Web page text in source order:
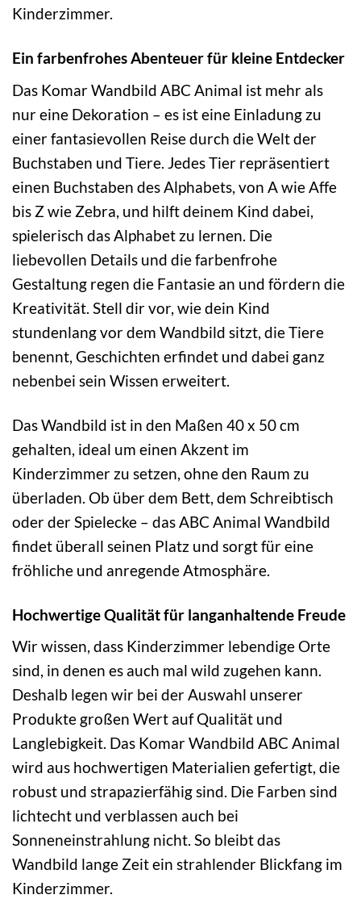
Kinderzimmer.
Ein farbenfrohes Abenteuer für kleine Entdecker
Das Komar Wandbild ABC Animal ist mehr als
nur eine Dekoration – es ist eine Einladung zu
einer fantasievollen Reise durch die Welt der
Buchstaben und Tiere. Jedes Tier repräsentiert
einen Buchstaben des Alphabets, von A wie Affe
bis Z wie Zebra, und hilft deinem Kind dabei,
spielerisch das Alphabet zu lernen. Die
liebevollen Details und die farbenfrohe
Gestaltung regen die Fantasie an und fördern die
Kreativität. Stell dir vor, wie dein Kind
stundenlang vor dem Wandbild sitzt, die Tiere
benennt, Geschichten erfindet und dabei ganz
nebenbei sein Wissen erweitert.
Das Wandbild ist in den Maßen 40 x 50 cm
gehalten, ideal um einen Akzent im
Kinderzimmer zu setzen, ohne den Raum zu
überladen. Ob über dem Bett, dem Schreibtisch
oder der Spielecke – das ABC Animal Wandbild
findet überall seinen Platz und sorgt für eine
fröhliche und anregende Atmosphäre.
Hochwertige Qualität für langanhaltende Freude
Wir wissen, dass Kinderzimmer lebendige Orte
sind, in denen es auch mal wild zugehen kann.
Deshalb legen wir bei der Auswahl unserer
Produkte großen Wert auf Qualität und
Langlebigkeit. Das Komar Wandbild ABC Animal
wird aus hochwertigen Materialien gefertigt, die
robust und strapazierfähig sind. Die Farben sind
lichtecht und verblassen auch bei
Sonneneinstrahlung nicht. So bleibt das
Wandbild lange Zeit ein strahlender Blickfang im
Kinderzimmer.